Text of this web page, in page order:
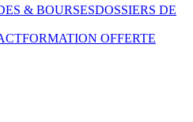
& BOURSESDOSSIERS DE
FORMATION OFFERTE